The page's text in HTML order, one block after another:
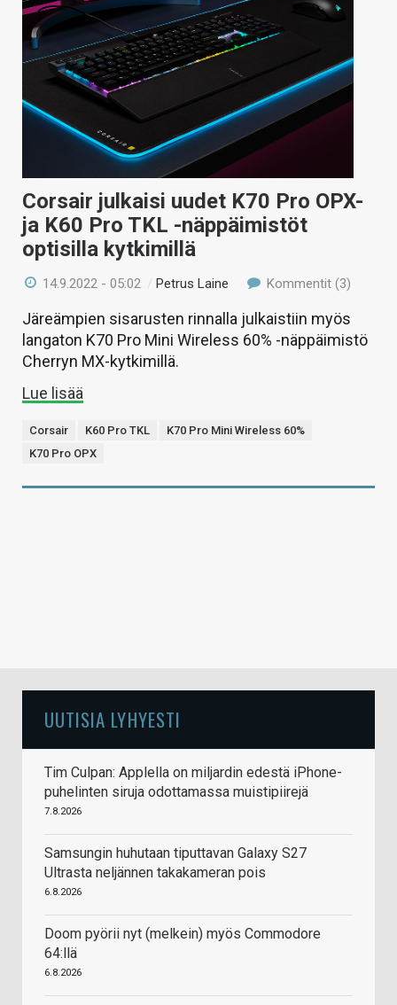
KAUPPA
VAIHDA TEEMA
Corsair julkaisi uudet K70 Pro OPX-
ja K60 Pro TKL -näppäimistöt
optisilla kytkimillä
14.9.2022 - 05:02 / Petrus Laine Kommentit (3)
Järeämpien sisarusten rinnalla julkaistiin myös
langaton K70 Pro Mini Wireless 60% -näppäimistö
Cherryn MX-kytkimillä.
Lue lisää
Corsair K60 Pro TKL
K70 Pro Mini Wireless 60%
K70 Pro OPX
UUTISIA LYHYESTI
Tim Culpan: Applella on miljardin edestä iPhone-
puhelinten siruja odottamassa muistipiirejä
7.8.2026
Samsungin huhutaan tiputtavan Galaxy S27
Ultrasta neljännen takakameran pois
6.8.2026
Doom pyörii nyt (melkein) myös Commodore
64:llä
6.8.2026